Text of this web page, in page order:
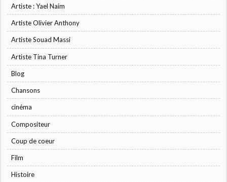
Artiste : Yael Naim
Artiste Olivier Anthony
Artiste Souad Massi
Artiste Tina Turner
Blog
Chansons
cinéma
Compositeur
Coup de coeur
Film
Histoire